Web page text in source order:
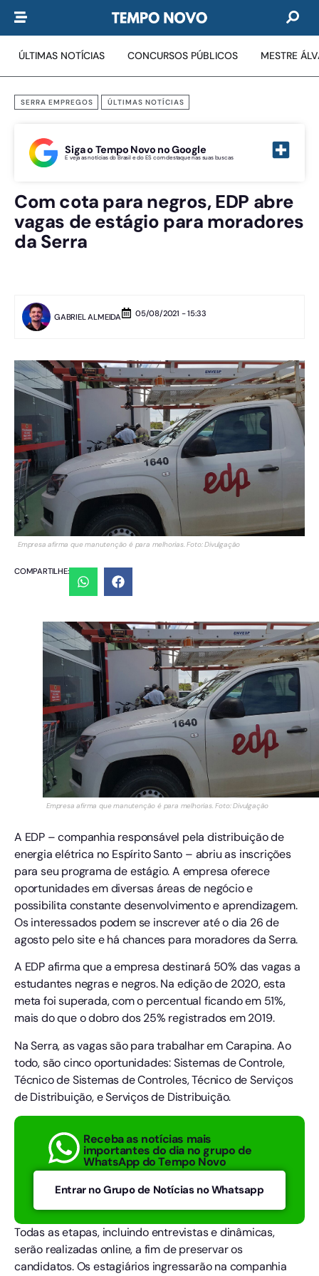
ÚLTIMAS NOTÍCIAS CONCURSOS PÚBLICOS MESTRE
SERRA EMPREGOS ÚLTIMAS NOTÍCIAS
Siga o Tempo Novo no Google
E veja as notícias do Brasil e do ES com destaque nas suas buscas
Com cota para negros, EDP abre
vagas de estágio para moradores
da Serra
GABRIEL ALMEIDA 05/08/2021 - 15:33
Empresa afirma que manutenção é para melhorias. Foto: Divulgação
COMPARTILHE:
Empresa afirma que manutenção é para melhorias. Foto: Divulgação
A EDP – companhia responsável pela distribuição de
energia elétrica no Espírito Santo – abriu as inscrições
para seu programa de estágio. A empresa oferece
oportunidades em diversas áreas de negócio e
possibilita constante desenvolvimento e aprendizagem.
Os interessados podem se inscrever até o dia 26 de
agosto pelo site e há chances para moradores da Serra.
A EDP afirma que a empresa destinará 50% das vagas a
estudantes negras e negros. Na edição de 2020, esta
meta foi superada, com o percentual ficando em 51%,
mais do que o dobro dos 25% registrados em 2019.
Na Serra, as vagas são para trabalhar em Carapina. Ao
todo, são cinco oportunidades: Sistemas de Controle,
Técnico de Sistemas de Controles, Técnico de Serviços
de Distribuição, e Serviços de Distribuição.
Receba as notícias mais
importantes do dia no grupo de
WhatsApp do Tempo Novo
Entrar no Grupo de Notícias no Whatsapp
Todas as etapas, incluindo entrevistas e dinâmicas,
serão realizadas online, a fim de preservar os
candidatos. Os estagiários ingressarão na companhia